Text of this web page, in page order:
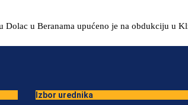
Dolac u Beranama upućeno je na obdukciju u
Izbor urednika